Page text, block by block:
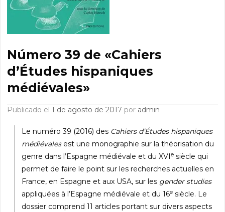
Número 39 de «Cahiers
d’Études hispaniques
médiévales»
Publicado el1 de agosto de 2017 por admin
Le numéro 39 (2016) des Cahiers d’Études hispaniques
médiévales est une monographie sur la théorisation du
genre dans l’Espagne médiévale et du XVIe siècle qui
permet de faire le point sur les recherches actuelles en
France, en Espagne et aux USA, sur les gender studies
appliquées à l’Espagne médiévale et du 16e siècle. Le
dossier comprend 11 articles portant sur divers aspects